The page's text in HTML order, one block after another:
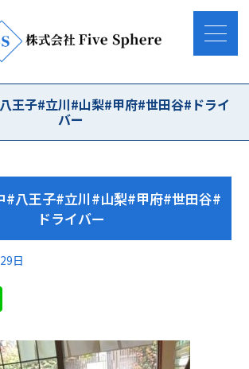
王子#立川#山梨#甲府#世田谷#ドライ
バー
#八王子#立川#山梨#甲府#世田谷#
ドライバー
日
e